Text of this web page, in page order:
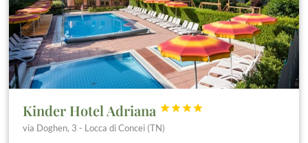
Kinder Hotel Adriana 



via Doghen, 3 - Locca di Concei (TN)